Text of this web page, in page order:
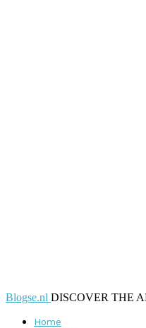
Blogse.nl DISCOVER THE
Home